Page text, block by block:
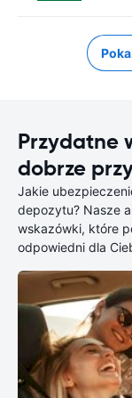
Przydatne
dobrze
Jakie
depozytu? Nasze
wskazówki, które
odpowiedni dla